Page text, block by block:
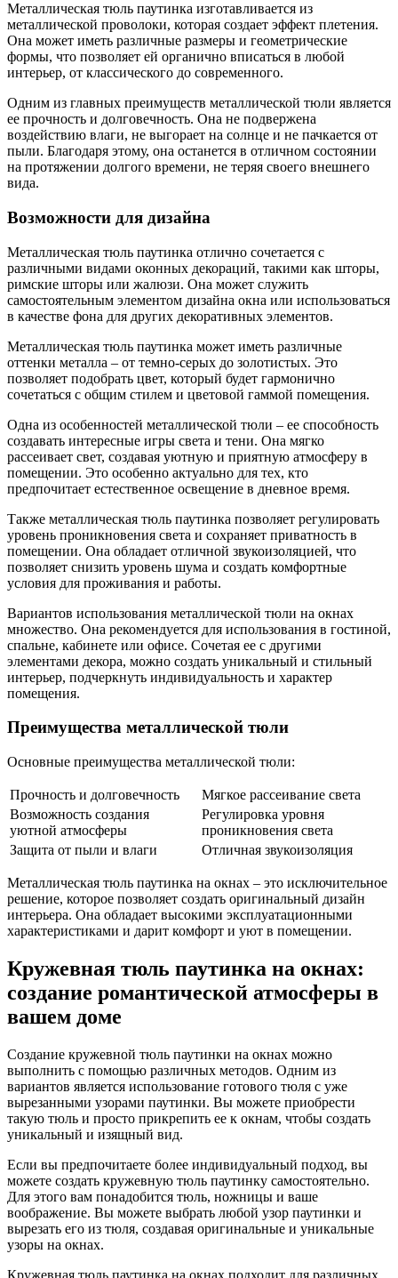
Металлическая тюль паутинка изготавливается из
металлической проволоки, которая создает эффект плетения.
Она может иметь различные размеры и геометрические
формы, что позволяет ей органично вписаться в любой
интерьер, от классического до современного.
Одним из главных преимуществ металлической тюли является
ее прочность и долговечность. Она не подвержена
воздействию влаги, не выгорает на солнце и не пачкается от
пыли. Благодаря этому, она останется в отличном состоянии
на протяжении долгого времени, не теряя своего внешнего
вида.
Возможности для дизайна
Металлическая тюль паутинка отлично сочетается с
различными видами оконных декораций, такими как шторы,
римские шторы или жалюзи. Она может служить
самостоятельным элементом дизайна окна или использоваться
в качестве фона для других декоративных элементов.
Металлическая тюль паутинка может иметь различные
оттенки металла – от темно-серых до золотистых. Это
позволяет подобрать цвет, который будет гармонично
сочетаться с общим стилем и цветовой гаммой помещения.
Одна из особенностей металлической тюли – ее способность
создавать интересные игры света и тени. Она мягко
рассеивает свет, создавая уютную и приятную атмосферу в
помещении. Это особенно актуально для тех, кто
предпочитает естественное освещение в дневное время.
Также металлическая тюль паутинка позволяет регулировать
уровень проникновения света и сохраняет приватность в
помещении. Она обладает отличной звукоизоляцией, что
позволяет снизить уровень шума и создать комфортные
условия для проживания и работы.
Вариантов использования металлической тюли на окнах
множество. Она рекомендуется для использования в гостиной,
спальне, кабинете или офисе. Сочетая ее с другими
элементами декора, можно создать уникальный и стильный
интерьер, подчеркнуть индивидуальность и характер
помещения.
Преимущества металлической тюли
Основные преимущества металлической тюли:
Прочность и долговечность
Мягкое рассеивание света
Возможность создания
уютной атмосферы
Регулировка уровня
проникновения света
Защита от пыли и влаги
Отличная звукоизоляция
Металлическая тюль паутинка на окнах – это исключительное
решение, которое позволяет создать оригинальный дизайн
интерьера. Она обладает высокими эксплуатационными
характеристиками и дарит комфорт и уют в помещении.
Кружевная тюль паутинка на окнах:
создание романтической атмосферы в
вашем доме
Создание кружевной тюль паутинки на окнах можно
выполнить с помощью различных методов. Одним из
вариантов является использование готового тюля с уже
вырезанными узорами паутинки. Вы можете приобрести
такую тюль и просто прикрепить ее к окнам, чтобы создать
уникальный и изящный вид.
Если вы предпочитаете более индивидуальный подход, вы
можете создать кружевную тюль паутинку самостоятельно.
Для этого вам понадобится тюль, ножницы и ваше
воображение. Вы можете выбрать любой узор паутинки и
вырезать его из тюля, создавая оригинальные и уникальные
узоры на окнах.
Кружевная тюль паутинка на окнах подходит для различных